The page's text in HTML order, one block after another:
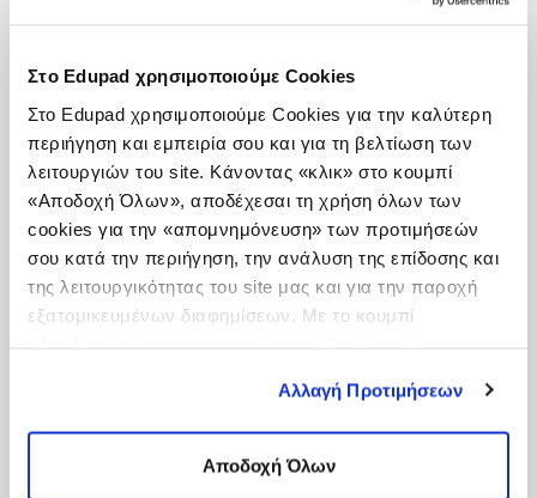
Στο Edupad χρησιμοποιούμε Cookies
Στο Edupad χρησιμοποιούμε Cookies για την καλύτερη
περιήγηση και εμπειρία σου και για τη βελτίωση των
λειτουργιών του site. Κάνοντας «κλικ» στο κουμπί
«Αποδοχή Όλων», αποδέχεσαι τη χρήση όλων των
cookies για την «απομνημόνευση» των προτιμήσεών
σου κατά την περιήγηση, την ανάλυση της επίδοσης και
της λειτουργικότητας του site μας και για την παροχή
εξατομικευμένων διαφημίσεων. Με το κουμπί
site cookies. Ενημερώσου για την Πολιτική
CookiesΕδώκαι τους διαφορετικούς τύπους Cookies
επιλέγοντας «Ρυθμίσεις Cookies», και τροποποίησε ανά
Αλλαγή Προτιμήσεων
Αποδοχή Όλων
video για πολλά θέματα που αφορούν την
επιστήμη και την τεχνολογία.
Κάνοντας tap με δύο δάκτυλα εμφανίζονται
επιλογές που αφορούν την αποθήκευση της
πληροφορίας που μας ενδιαφέρει, την
αναζήτηση/φιλτράρισμα video με βάση λέξη κλειδί
και την εμφάνιση άρθρων με θέμα τις
επιστημονικές εξελίξεις.
Ο χρήστης μπορεί να αποθηκεύσει bookmarks για
τα video που τον ενδιαφέρουν, αλλά δεν μπορεί
Η πλοήγηση στην εφαρμογή είναι γενικά εύκολη
Μπορεί να χρησιμοποιηθεί και στο σπίτι και στο